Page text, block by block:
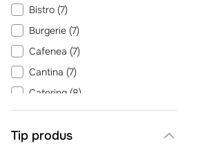
Bistro (7)
Burgerie (7)
Cafenea (7)
Cantina (7)
Catering (8)
Evenimente (7)
Patiserie (
Tip produs